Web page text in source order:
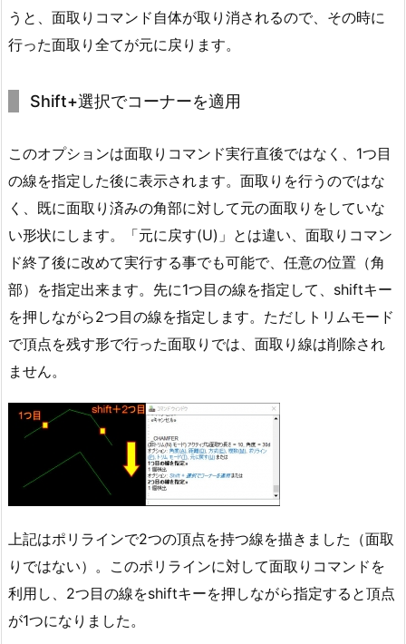
うと、面取りコマンド自体が取り消されるので、その時に
行った面取り全てが元に戻ります。
Shift+選択でコーナーを適用
このオプションは面取りコマンド実行直後ではなく、1つ目
の線を指定した後に表示されます。面取りを行うのではな
く、既に面取り済みの角部に対して元の面取りをしていな
い形状にします。「元に戻す(U)」とは違い、面取りコマン
ド終了後に改めて実行する事でも可能で、任意の位置（角
部）を指定出来ます。先に1つ目の線を指定して、shiftキー
を押しながら2つ目の線を指定します。ただしトリムモード
で頂点を残す形で行った面取りでは、面取り線は削除され
ません。
上記はポリラインで2つの頂点を持つ線を描きました（面取
りではない）。このポリラインに対して面取りコマンドを
利用し、2つ目の線をshiftキーを押しながら指定すると頂点
が1つになりました。